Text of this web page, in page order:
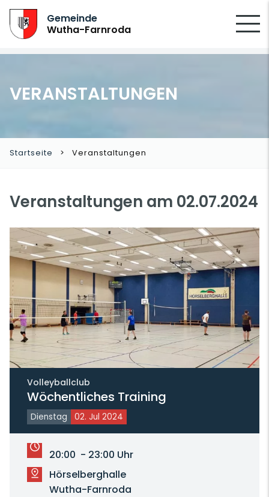
Gemeinde
Wutha-Farnroda
VERANSTALTUNGEN
Startseite Veranstaltungen
Veranstaltungen am 02.07.2024
Volleyballclub
Wöchentliches Training
Dienstag 02. Jul 2024
20:00 - 23:00 Uhr
Hörselberghalle
Wutha-Farnroda